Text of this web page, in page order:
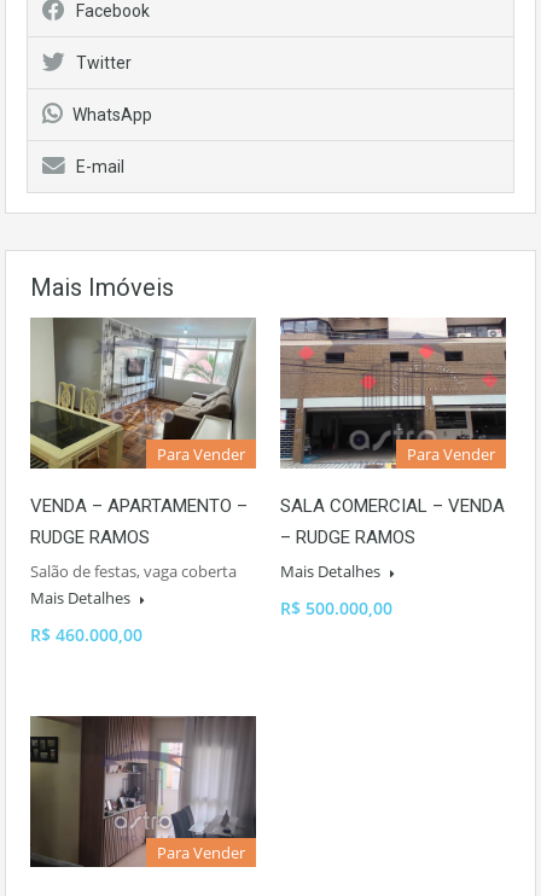
Facebook
Twitter
WhatsApp
E-mail
Mais Imóveis
Para Vender
VENDA – APARTAMENTO –
RUDGE RAMOS
Salão de festas, vaga coberta
Mais Detalhes
R$ 460.000,00
Para Vender
SALA COMERCIAL – VENDA
– RUDGE RAMOS
Mais Detalhes
R$ 500.000,00
Para Vender